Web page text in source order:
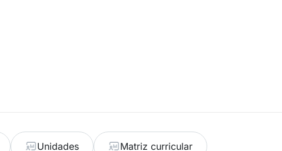
Unidades Matriz curricular